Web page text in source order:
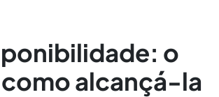
o
como alcançá-la